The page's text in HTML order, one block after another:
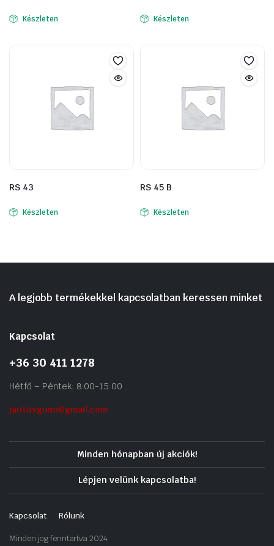
Készleten Készleten
RS 43
Készleten
RS 45 B
Készleten
A legjobb termékekkel kapcsolatban keressen minket
Kapcsolat
+36 30 411 1278
Hétfő – Péntek: 8:00-15:00
jantosgumi@gmail.com
Minden hónapban új akciók!
Lépjen velünk kapcsolatba!
Kapcsolat Rólunk
Minden jog fenntartva 2024